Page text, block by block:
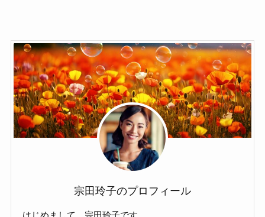
宗田玲子のプロフィール
はじめまして、宗田玲子です。